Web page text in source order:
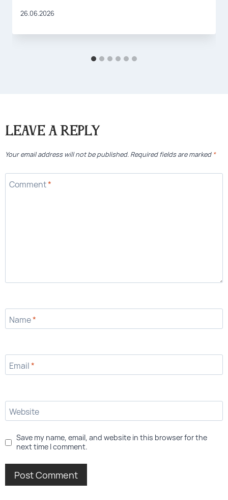
26.06.2026
Leave a Reply
Your email address will not be published. Required fields are marked *
Comment*
Name*
Email*
Website
Save my name, email, and website in this browser for the
next time I comment.